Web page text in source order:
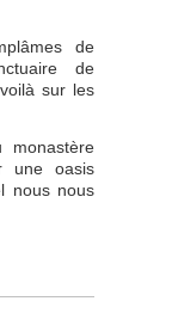
de
de
sur les
une oasis
nous nous